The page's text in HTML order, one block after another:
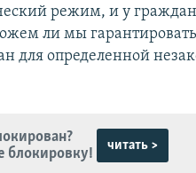
режим, и у
ли мы
для определенной
блокировку!
читать >